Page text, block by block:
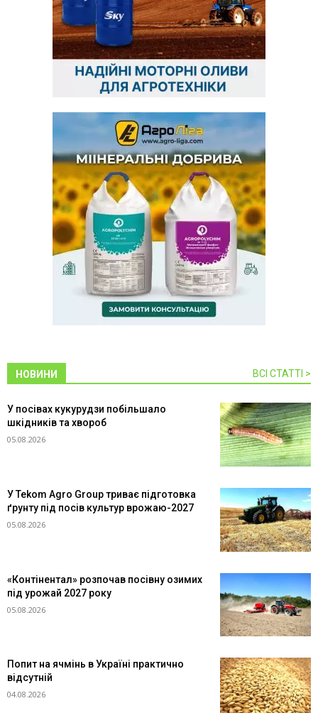
НОВИНИ ВСІ СТАТТІ >
У посівах кукурудзи побільшало
шкідників та хвороб
05.08.2026
У Tekom Agro Group триває підготовка
ґрунту під посів культур врожаю-2027
05.08.2026
«Контінентал» розпочав посівну озимих
під урожай 2027 року
05.08.2026
Попит на ячмінь в Україні практично
відсутній
04.08.2026